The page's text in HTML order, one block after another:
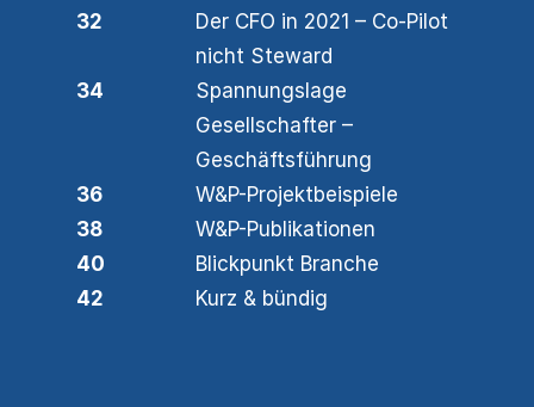
32
Der CFO in 2021 – Co-Pilot
nicht Steward
34
Spannungslage
Gesellschafter –
Geschäftsführung
36
W&P-Projektbeispiele
38
W&P-Publikationen
40
Blickpunkt Branche
42
Kurz & bündig